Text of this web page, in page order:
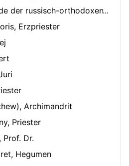
der russisch-orthodoxen Kirche
Erzpriester
Archimandrit
Priester
Prof. Dr.
Hegumen